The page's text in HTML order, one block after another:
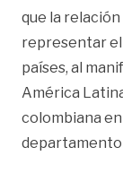
que la
representar el
países, al
América
colombiana
departamento